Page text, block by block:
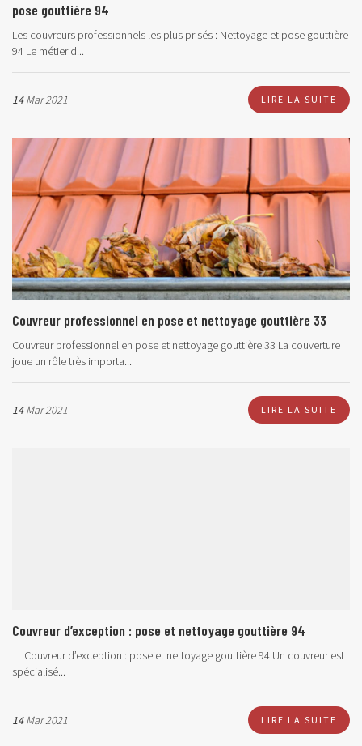
pose gouttière 94
Les couvreurs professionnels les plus prisés : Nettoyage et pose gouttière
94 Le métier d...
14Mar 2021 LIRE LA SUITE
Couvreur professionnel en pose et nettoyage gouttière 33
Couvreur professionnel en pose et nettoyage gouttière 33 La couverture
joue un rôle très importa...
14Mar 2021 LIRE LA SUITE
Couvreur d’exception : pose et nettoyage gouttière 94
Couvreur d’exception : pose et nettoyage gouttière 94 Un couvreur est
spécialisé...
14Mar 2021 LIRE LA SUITE